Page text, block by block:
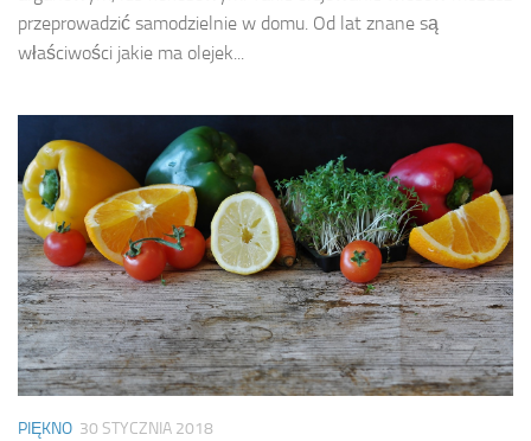
przeprowadzić samodzielnie w domu. Od lat znane są
właściwości jakie ma olejek...
PIĘKNO 30 STYCZNIA 2018